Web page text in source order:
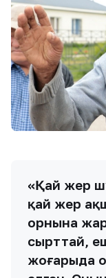
«Қай жер
қай жер
орнына
сырттай,
жоғарыда